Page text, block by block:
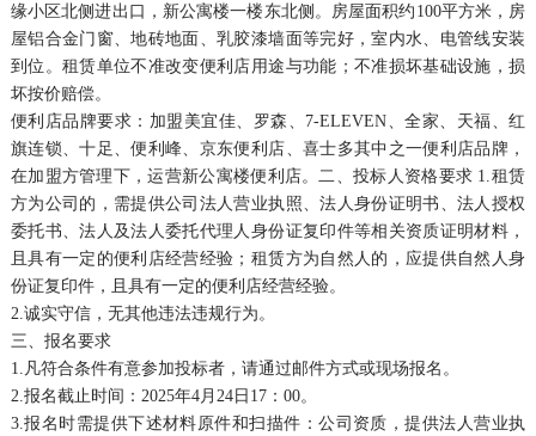
缘小区北侧进出口，新公寓楼一楼东北侧。房屋面积约100平方米，房
屋铝合金门窗、地砖地面、乳胶漆墙面等完好，室内水、电管线安装
到位。租赁单位不准改变便利店用途与功能；不准损坏基础设施，损
坏按价赔偿。
便利店品牌要求：加盟美宜佳、罗森、7-ELEVEN、全家、天福、红
旗连锁、十足、便利峰、京东便利店、喜士多其中之一便利店品牌，
在加盟方管理下，运营新公寓楼便利店。二、投标人资格要求 1.租赁
方为公司的，需提供公司法人营业执照、法人身份证明书、法人授权
委托书、法人及法人委托代理人身份证复印件等相关资质证明材料，
且具有一定的便利店经营经验；租赁方为自然人的，应提供自然人身
份证复印件，且具有一定的便利店经营经验。
2.诚实守信，无其他违法违规行为。
三、报名要求
1.凡符合条件有意参加投标者，请通过邮件方式或现场报名。
2.报名截止时间：2025年4月24日17：00。
3.报名时需提供下述材料原件和扫描件：公司资质，提供法人营业执